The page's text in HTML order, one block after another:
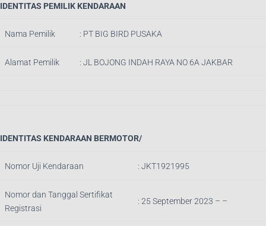
IDENTITAS PEMILIK KENDARAAN
Nama Pemilik : PT BIG BIRD PUSAKA
Alamat Pemilik : JL BOJONG INDAH RAYA NO 6A JAKBAR
IDENTITAS KENDARAAN BERMOTOR/
Nomor Uji Kendaraan : JKT1921995
Nomor dan Tanggal Sertifikat
Registrasi
: 25 September 2023 – –